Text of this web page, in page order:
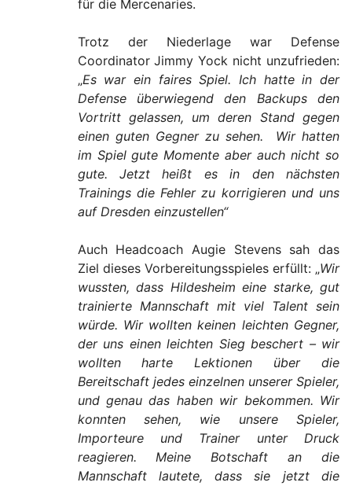
für die Mercenaries.
Trotz der Niederlage war Defense
Coordinator Jimmy Yock nicht unzufrieden:
„Es war ein faires Spiel. Ich hatte in der
Defense überwiegend den Backups den
Vortritt gelassen, um deren Stand gegen
einen guten Gegner zu sehen. Wir hatten
im Spiel gute Momente aber auch nicht so
gute. Jetzt heißt es in den nächsten
Trainings die Fehler zu korrigieren und uns
auf Dresden einzustellen“
Auch Headcoach Augie Stevens sah das
Ziel dieses Vorbereitungsspieles erfüllt: „Wir
wussten, dass Hildesheim eine starke, gut
trainierte Mannschaft mit viel Talent sein
würde. Wir wollten keinen leichten Gegner,
der uns einen leichten Sieg beschert – wir
wollten harte Lektionen über die
Bereitschaft jedes einzelnen unserer Spieler,
und genau das haben wir bekommen. Wir
konnten sehen, wie unsere Spieler,
Importeure und Trainer unter Druck
reagieren. Meine Botschaft an die
Mannschaft lautete, dass sie jetzt die